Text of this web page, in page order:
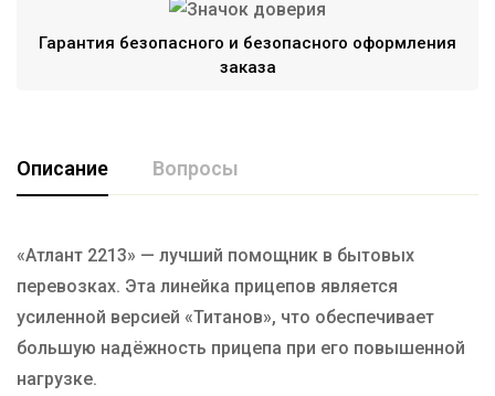
Гарантия безопасного и безопасного оформления
заказа
Описание Вопросы
«Атлант 2213» — лучший помощник в бытовых
перевозках. Эта линейка прицепов является
усиленной версией «Титанов», что обеспечивает
большую надёжность прицепа при его повышенной
нагрузке.